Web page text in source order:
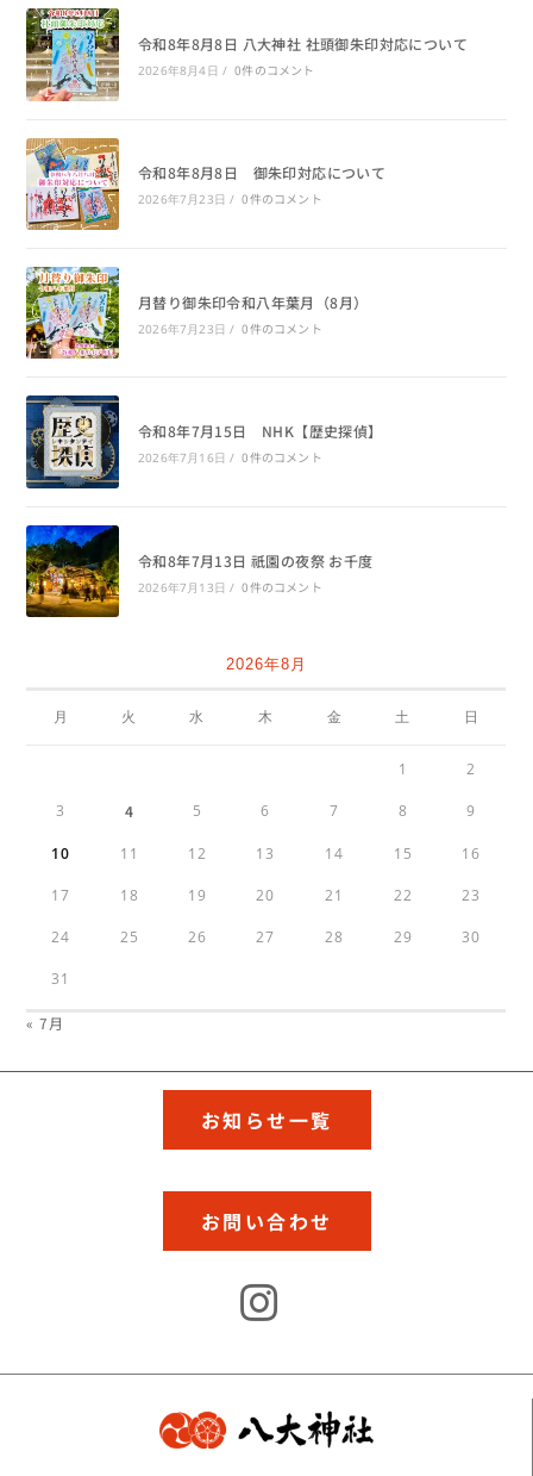
令和8年8月8日 八大神社 社頭御朱印対応について
2026年8月4日 / 0件のコメント
令和8年8月8日 御朱印対応について
2026年7月23日 / 0件のコメント
月替り御朱印令和八年葉月（8月）
2026年7月23日 / 0件のコメント
令和8年7月15日 NHK【歴史探偵】
2026年7月16日 / 0件のコメント
令和8年7月13日 祇園の夜祭 お千度
2026年7月13日 / 0件のコメント
2026年8月
月 火 水 木 金 土 日
1 2
3 4 5 6 7 8 9
10 11 12 13 14 15 16
17 18 19 20 21 22 23
24 25 26 27 28 29 30
31
« 7月
お知らせ一覧
お問い合わせ